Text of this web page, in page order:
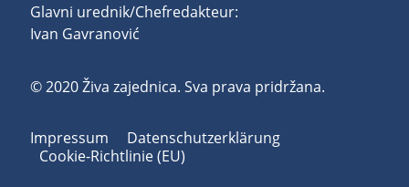
Glavni urednik/Chefredakteur:
Ivan Gavranović
© 2020 Živa zajednica. Sva prava pridržana.
Impressum
Datenschutzerklärung
Cookie-Richtlinie (EU)